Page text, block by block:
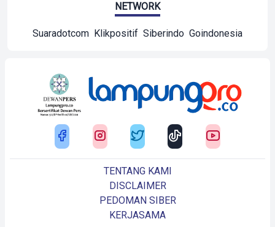
NETWORK
Suaradotcom Klikpositif Siberindo Goindonesia
TENTANG KAMI
DISCLAIMER
PEDOMAN SIBER
KERJASAMA